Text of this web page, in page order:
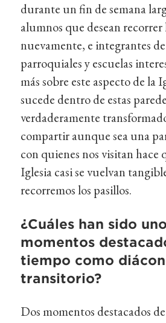
durante un fin de semana
alumnos que desean recorrer
nuevamente, e integrantes
parroquiales y escuelas
más sobre este aspecto de la
sucede dentro de estas
verdaderamente
compartir aunque sea una
con quienes nos visitan hace
Iglesia casi se vuelvan
recorremos los pasillos.
¿Cuáles han sido
momentos
tiempo como
transitorio?
Dos momentos destacados